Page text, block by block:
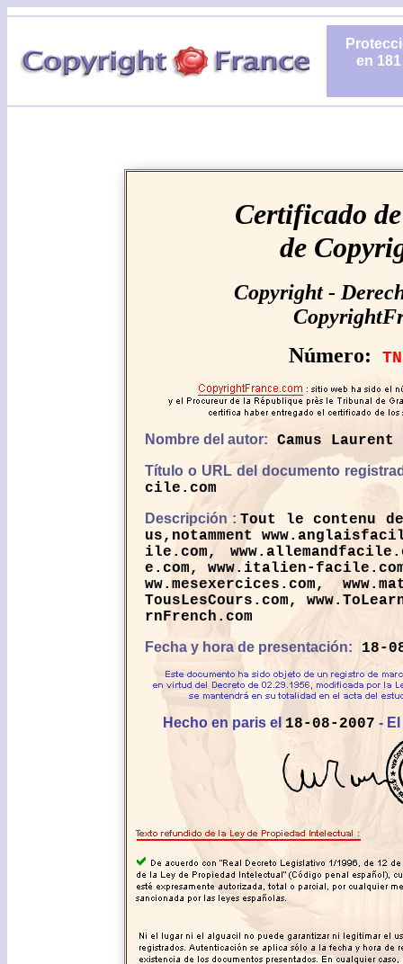
en
Certificado
de
Copyright -
Número:
Nombre del autor: Camus Laurent
Título o URL del documento
cile.com
Descripción : Tout le contenu
us,notamment
ile.com,
e.com, www.italien-
ww.mesexercices.com,
TousLesCours.com,
rnFrench.com
Fecha y hora de presentación: 18-
Hecho en paris el18-08-2007 -